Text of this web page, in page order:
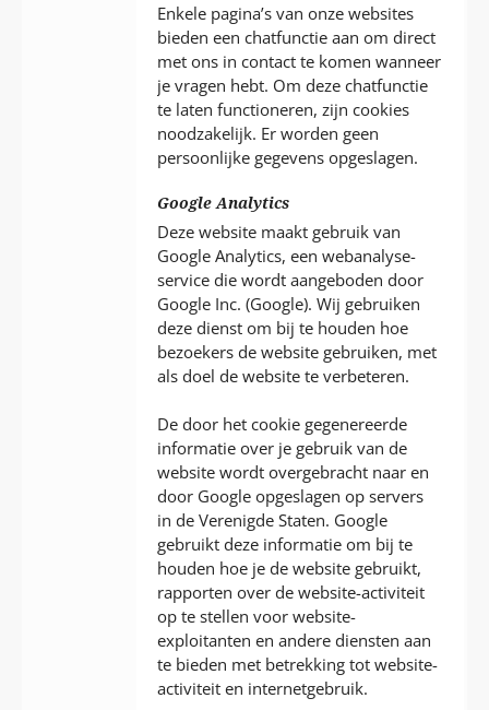
Enkele pagina’s van onze websites
bieden een chatfunctie aan om direct
met ons in contact te komen wanneer
je vragen hebt. Om deze chatfunctie
te laten functioneren, zijn cookies
noodzakelijk. Er worden geen
persoonlijke gegevens opgeslagen.
Google Analytics
Deze website maakt gebruik van
Google Analytics, een webanalyse-
service die wordt aangeboden door
Google Inc. (Google). Wij gebruiken
deze dienst om bij te houden hoe
bezoekers de website gebruiken, met
als doel de website te verbeteren.
De door het cookie gegenereerde
informatie over je gebruik van de
website wordt overgebracht naar en
door Google opgeslagen op servers
in de Verenigde Staten. Google
gebruikt deze informatie om bij te
houden hoe je de website gebruikt,
rapporten over de website-activiteit
op te stellen voor website-
exploitanten en andere diensten aan
te bieden met betrekking tot website-
activiteit en internetgebruik.